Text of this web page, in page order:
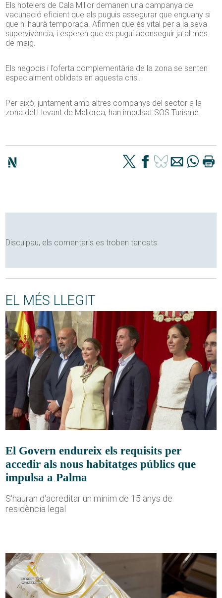
Els hotelers de Cala Millor demanen una campanya de
vacunació eficient que els puguis assegurar que enguany si
que hi haurà temporada. Afirmen que és vital per a la seva
supervivència, i esperen que es pugui aconseguir ja al mes
de maig.
Els negocis i l’oferta complementària de la zona se senten
especialment oblidats en aquesta crisi.
Per això, juntament amb altres companys del sector a la
zona del Llevant de Mallorca, han impulsat SOS Turisme.
Disculpau, els comentaris es troben tancats
EL MÉS LLEGIT
El Govern endureix els requisits per
accedir als nous habitatges públics que
impulsa a Palma
S'hauran d'acreditar un mínim de 15 anys de
residència legal